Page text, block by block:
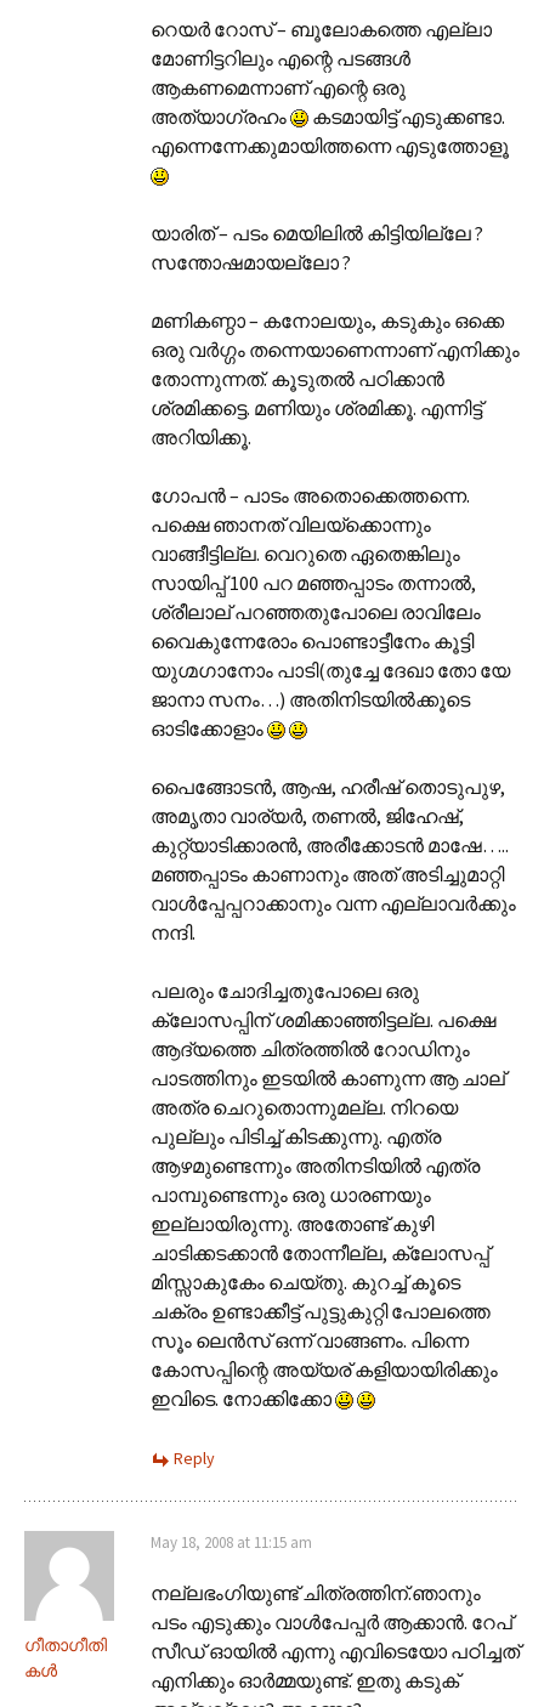
റെയര്‍ റോസ് – ബൂലോകത്തെ എല്ലാ
മോണിട്ടറിലും എന്റെ പടങ്ങള്‍
ആകണമെന്നാണ് എന്റെ ഒരു
അത്യാഗ്രഹം
കടമായിട്ട് എടുക്കണ്ടാ.
എന്നെന്നേക്കുമായിത്തന്നെ എടുത്തോളൂ
യാരിത് – പടം മെയിലില്‍ കിട്ടിയില്ലേ ?
സന്തോഷമായല്ലോ ?
മണികണ്ഠാ – കനോലയും, കടുകും ഒക്കെ
ഒരു വര്‍ഗ്ഗം തന്നെയാണെന്നാണ് എനിക്കും
തോന്നുന്നത്. കൂടുതല്‍ പഠിക്കാന്‍
ശ്രമിക്കട്ടെ. മണിയും ശ്രമിക്കൂ. എന്നിട്ട്
അറിയിക്കൂ.
ഗോപന്‍ – പാടം അതൊക്കെത്തന്നെ.
പക്ഷെ ഞാ‍നത് വിലയ്ക്കൊന്നും
വാങ്ങീട്ടില്ല. വെറുതെ ഏതെങ്കിലും
സായിപ്പ് 100 പറ മഞ്ഞപ്പാടം തന്നാല്‍,
ശ്രീലാല് പറഞ്ഞതുപോലെ രാവിലേം
വൈകുന്നേരോം പൊണ്ടാട്ടീനേം കൂ‍ട്ടി
യുഗ്മഗാനോം പാടി(തുച്ചേ ദേഖാ തോ യേ
ജാനാ സനം…) അതിനിടയില്‍ക്കൂടെ
ഓടിക്കോളാം
പൈങ്ങോടന്‍, ആഷ, ഹരീഷ് തൊടുപുഴ,
അമൃതാ വാര്യര്‍, തണല്‍, ജിഹേഷ്,
കുറ്റ്യാടിക്കാരന്‍, അരീക്കോടന്‍ മാഷേ…..
മഞ്ഞപ്പാടം കാണാനും അത് അടിച്ചുമാറ്റി
വാള്‍പ്പേപ്പറാക്കാനും വന്ന എല്ലാവര്‍ക്കും
നന്ദി.
പലരും ചോദിച്ചതുപോലെ ഒരു
ക്ലോസപ്പിന് ശമിക്കാഞ്ഞിട്ടല്ല. പക്ഷെ
ആദ്യത്തെ ചിത്രത്തില്‍ റോഡിനും
പാടത്തിനും ഇടയില്‍ കാണുന്ന ആ ചാല്
അത്ര ചെറുതൊന്നുമല്ല. നിറയെ
പുല്ലും പിടിച്ച് കിടക്കുന്നു. എത്ര
ആഴമുണ്ടെന്നും അതിനടിയില്‍ എത്ര
പാമ്പുണ്ടെന്നും ഒരു ധാരണയും
ഇല്ലായിരുന്നു. അതോണ്ട് കുഴി
ചാടിക്കടക്കാന്‍ തോന്നീല്ല, ക്ലോസപ്പ്
മിസ്സാകുകേം ചെയ്തു. കുറച്ച് കൂടെ
ചക്രം ഉണ്ടാക്കീട്ട് പുട്ടുകുറ്റി പോലത്തെ
സൂം ലെന്‍സ് ഒന്ന് വാങ്ങണം. പിന്നെ
കോസപ്പിന്റെ അയ്യര് കളിയായിരിക്കും
ഇവിടെ. നോക്കിക്കോ
Reply
ഗീതാഗീതി
കള്‍
May 18, 2008 at 11:15 am
നല്ലഭംഗിയുണ്ട് ചിത്രത്തിന്.ഞാനും
പടം എടുക്കും വാള്‍പേപ്പര്‍ ആക്കാന്‍. റേപ്
സീഡ് ഓയില്‍ എന്നു എവിടെയോ പഠിച്ചത്
എനിക്കും ഓര്‍മ്മയുണ്ട്. ഇതു കടുക്